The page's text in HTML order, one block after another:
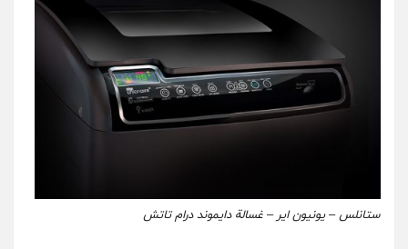
ستانلس – يونيون اير – غسالة دايموند درام تاتش